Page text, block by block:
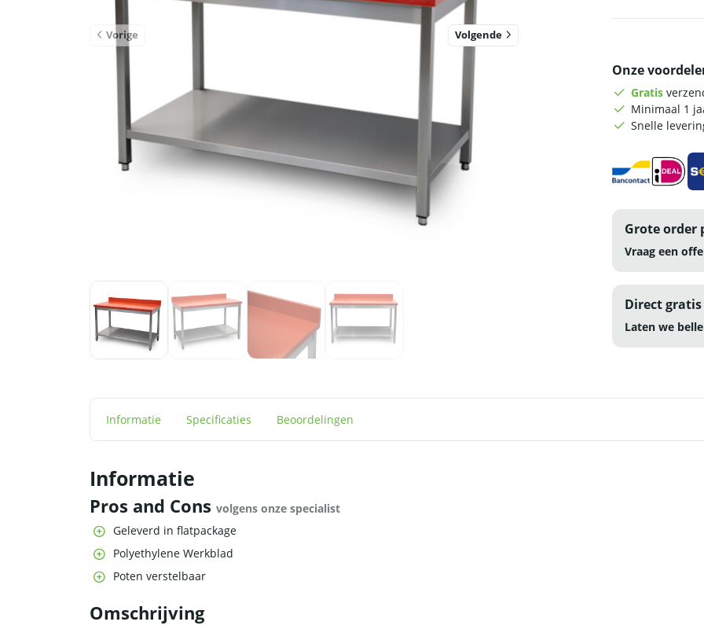
Vorige Volgende
RVS
Polyethylene
aantal
Onze
Gratis
Minimaal 1
Snelle
Grote order
Vraag een
Direct
Laten we
Informatie Specificaties Beoordelingen
Informatie
Pros and Cons volgens onze specialist
Geleverd in flatpackage
Polyethylene Werkblad
Poten verstelbaar
Omschrijving